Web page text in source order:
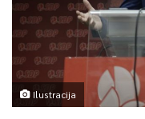
Ilustracija